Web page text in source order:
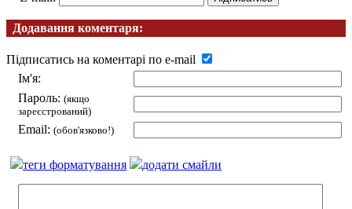
Додавання коментаря:
Підписатись на коментарі по e-mail
Ім'я:
Пароль: (якщо
зареєстрований)
Email: (обов'язково!)
теги форматування додати смайли